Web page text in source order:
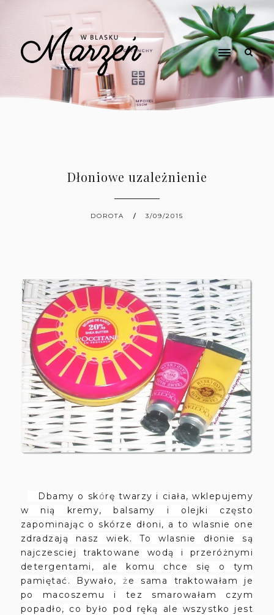
Dłoniowe uzależnienie
DOROTA 3/09/2015
Dbamy o skórę twarzy i ciała, wklepujemy
w nią kremy, balsamy i olejki często
zapominając o skórze dłoni, a to wlasnie one
zdradzają nasz wiek. To wlasnie dłonie są
najczesciej traktowane wodą
i przeróżnymi
detergentami, ale komu chce się o tym
pamiętać. Bywało,że sama traktowałam je
po macoszemu i tez smarowałam czym
popadło, co było pod ręką ale wszystko jest